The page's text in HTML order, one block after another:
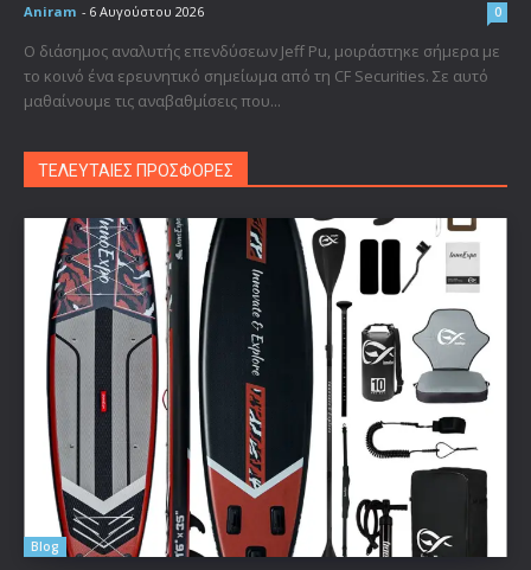
Aniram - 6 Αυγούστου 2026 0
Ο διάσημος αναλυτής επενδύσεων Jeff Pu, μοιράστηκε σήμερα με
το κοινό ένα ερευνητικό σημείωμα από τη CF Securities. Σε αυτό
μαθαίνουμε τις αναβαθμίσεις που...
ΤΕΛΕΥΤΑΙΕΣ ΠΡΟΣΦΟΡΕΣ
Blog